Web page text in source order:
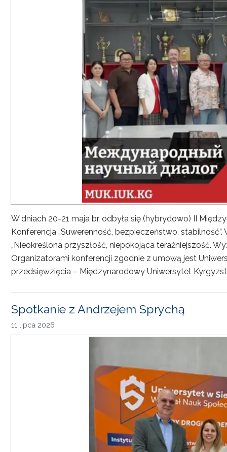
W dniach 20-21 maja br. odbyła się (hybrydowo) II
Konferencja „Suwerenność, bezpieczeństwo,
„Nieokreślona przyszłość, niepokojąca teraźniejszość.
Organizatorami konferencji zgodnie z umową jest
przedsięwzięcia – Międzynarodowy Uniwersytet
Spotkanie z Andrzejem Sprychą
11 lipca 2026